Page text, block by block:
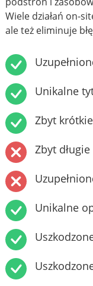
Wiele działań on-
ale też eliminuje
Unikalne
Zbyt
Zbyt
Unikalne